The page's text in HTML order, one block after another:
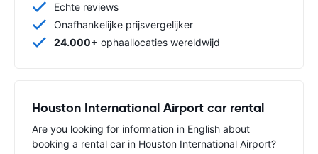
Echte reviews
Onafhankelijke prijsvergelijker
24.000+ ophaallocaties wereldwijd
Houston International Airport car rental
Are you looking for information in English about
booking a rental car in Houston International Airport?